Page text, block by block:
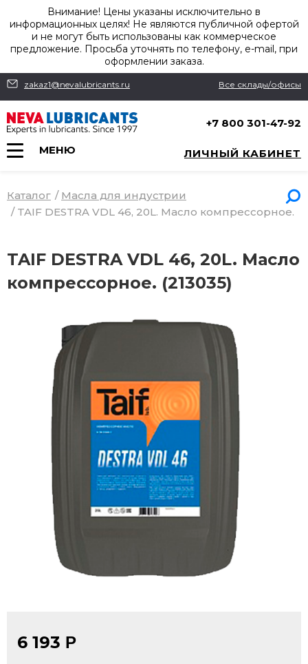
Внимание! Цены указаны исключительно в
информационных целях! Не являются публичной офертой
и не могут быть использованы как коммерческое
предложение. Просьба уточнять по телефону, e-mail, при
оформлении заказа.
zakaz1@nevalubricants.ru Все склады/офисы
+7 800 301-47-92
МЕНЮ ЛИЧНЫЙ КАБИНЕТ
Каталог / Масла для индустрии
/ TAIF DESTRA VDL 46, 20L. Масло компрессорное.
TAIF DESTRA VDL 46, 20L. Масло
компрессорное. (213035)
6 193 Р